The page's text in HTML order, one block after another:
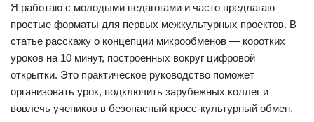
Я работаю с молодыми педагогами и часто предлагаю
простые форматы для первых межкультурных проектов. В
статье расскажу о концепции микрообменов — коротких
уроков на 10 минут, построенных вокруг цифровой
открытки. Это практическое руководство поможет
организовать урок, подключить зарубежных коллег и
вовлечь учеников в безопасный кросс-культурный обмен.